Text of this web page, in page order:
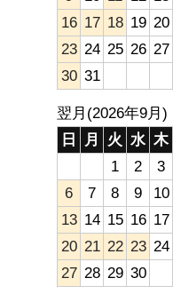
16 17 18 19 20
23 24 25 26 27
30 31
翌月(2026年9月)
日
月 火 水 木
1
2 3
6
7 8 9 10
13 14 15 16 17
20 21 22 23 24
27 28 29 30